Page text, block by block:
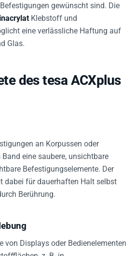
gewünscht sind. Die
Klebstoff und
eine verlässliche Haftung auf
Glas.
des tesa ACXplus
an Korpussen oder
eine saubere, unsichtbare
Befestigungselemente. Der
dabei für dauerhaften Halt selbst
Berührung.
von Displays oder Bedienelementen